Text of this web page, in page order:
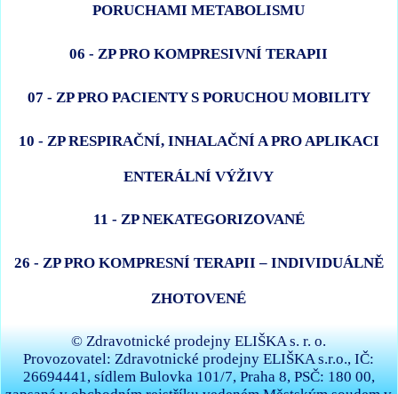
PORUCHAMI METABOLISMU
06 - ZP PRO KOMPRESIVNÍ TERAPII
07 - ZP PRO PACIENTY S PORUCHOU MOBILITY
10 - ZP RESPIRAČNÍ, INHALAČNÍ A PRO APLIKACI
ENTERÁLNÍ VÝŽIVY
11 - ZP NEKATEGORIZOVANÉ
26 - ZP PRO KOMPRESNÍ TERAPII – INDIVIDUÁLNĚ
ZHOTOVENÉ
© Zdravotnické prodejny ELIŠKA s. r. o.
Provozovatel: Zdravotnické prodejny ELIŠKA s.r.o., IČ:
26694441, sídlem Bulovka 101/7, Praha 8, PSČ: 180 00,